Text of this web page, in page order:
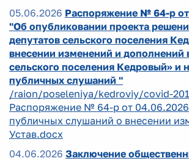
05.06.2026 Распоряжение № 64-р
"Об опубликовании проекта
депутатов сельского поселения
внесении изменений и дополнений
сельского поселения Кедровый» и
публичных слушаний "
/raion/poseleniya/kedroviy/covid-
Распоряжение № 64-р от
публичных слушаний о внесении
Устав.docx
04.06.2026 Заключение